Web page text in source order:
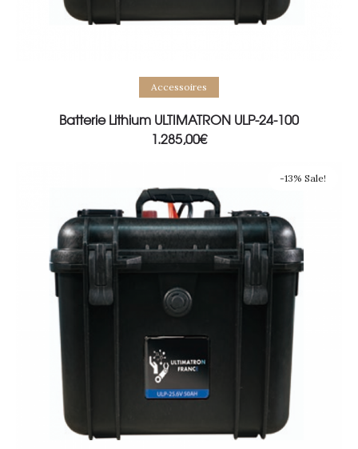
Add to basket
Accessoires
Batterie Lithium ULTIMATRON ULP-24-100
1.285,00€
-13% Sale!